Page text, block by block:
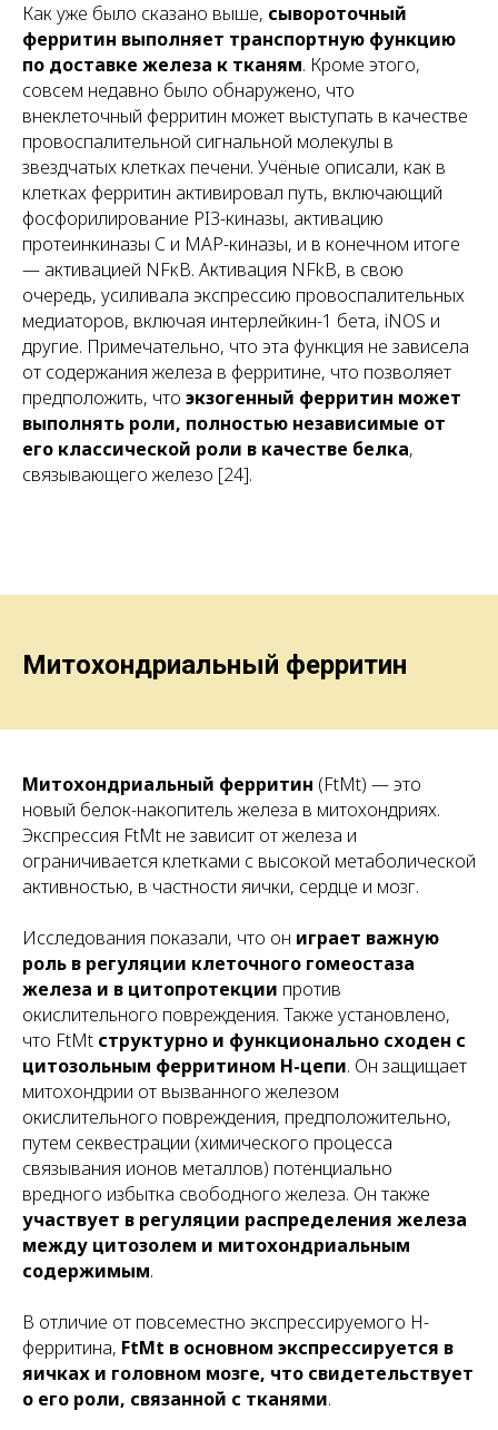
Как уже было сказано выше, сывороточный
ферритин выполняет транспортную функцию
по доставке железа к тканям. Кроме этого,
совсем недавно было обнаружено, что
внеклеточный ферритин может выступать в качестве
провоспалительной сигнальной молекулы в
звездчатых клетках печени. Учёные описали, как в
клетках ферритин активировал путь, включающий
фосфорилирование PI3-киназы, активацию
протеинкиназы C и MAP-киназы, и в конечном итоге
— активацией NFκB. Активация NFkB, в свою
очередь, усиливала экспрессию провоспалительных
медиаторов, включая интерлейкин-1 бета, iNOS и
другие. Примечательно, что эта функция не зависела
от содержания железа в ферритине, что позволяет
предположить, что экзогенный ферритин может
выполнять роли, полностью независимые от
его классической роли в качестве белка,
связывающего железо [24].
Митохондриальный ферритин
Митохондриальный ферритин (FtMt) — это
новый белок-накопитель железа в митохондриях.
Экспрессия FtMt не зависит от железа и
ограничивается клетками с высокой метаболической
активностью, в частности яички, сердце и мозг.
Исследования показали, что он играет важную
роль в регуляции клеточного гомеостаза
железа и в цитопротекции против
окислительного повреждения. Также установлено,
что FtMt структурно и функционально сходен с
цитозольным ферритином H-цепи. Он защищает
митохондрии от вызванного железом
окислительного повреждения, предположительно,
путем секвестрации (химического процесса
связывания ионов металлов) потенциально
вредного избытка свободного железа. Он также
участвует в регуляции распределения железа
между цитозолем и митохондриальным
содержимым.
В отличие от повсеместно экспрессируемого H-
ферритина, FtMt в основном экспрессируется в
яичках и головном мозге, что свидетельствует
о его роли, связанной с тканями.